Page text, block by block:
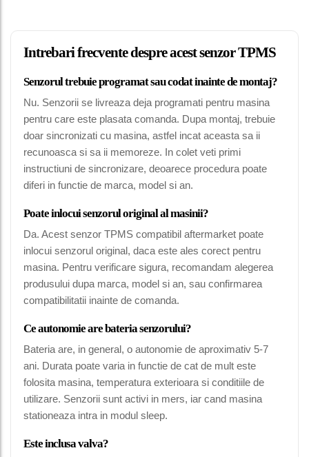
Intrebari frecvente despre acest senzor TPMS
Senzorul trebuie programat sau codat inainte de montaj?
Nu. Senzorii se livreaza deja programati pentru masina
pentru care este plasata comanda. Dupa montaj, trebuie
doar sincronizati cu masina, astfel incat aceasta sa ii
recunoasca si sa ii memoreze. In colet veti primi
instructiuni de sincronizare, deoarece procedura poate
diferi in functie de marca, model si an.
Poate inlocui senzorul original al masinii?
Da. Acest senzor TPMS compatibil aftermarket poate
inlocui senzorul original, daca este ales corect pentru
masina. Pentru verificare sigura, recomandam alegerea
produsului dupa marca, model si an, sau confirmarea
compatibilitatii inainte de comanda.
Ce autonomie are bateria senzorului?
Bateria are, in general, o autonomie de aproximativ 5-7
ani. Durata poate varia in functie de cat de mult este
folosita masina, temperatura exterioara si conditiile de
utilizare. Senzorii sunt activi in mers, iar cand masina
stationeaza intra in modul sleep.
Este inclusa valva?